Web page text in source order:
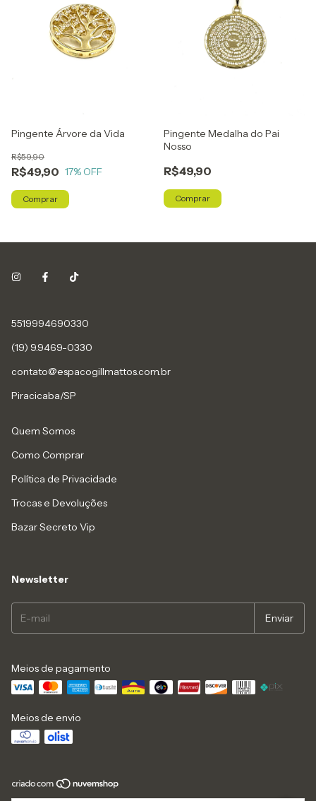
Pingente Árvore da Vida
R$49,90
R$59,90
17% OFF
Comprar
Pingente Medalha do Pai
Nosso
R$49,90
Comprar
5519994690330
(19) 9.9469-0330
contato@espacogillmattos.com.br
Piracicaba/SP
Quem Somos
Como Comprar
Política de Privacidade
Trocas e Devoluções
Bazar Secreto Vip
Newsletter
Meios de pagamento
Meios de envio